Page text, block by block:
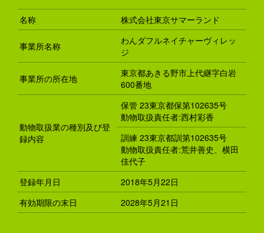
名称 株式会社東京サマーランド
事業所名称
わんダフルネイチャーヴィレッ
ジ
事業所の所在地
東京都あきる野市上代継字白岩
600番地
動物取扱業の種別及び登
録内容
保管 23東京都保第102635号
動物取扱責任者:西村彩香
訓練 23東京都訓第102635号
動物取扱責任者:荒井善史、横田
佳代子
登録年月日
2018年5月22日
有効期限の末日
2028年5月21日